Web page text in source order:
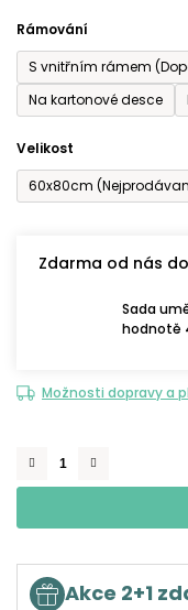
Rámování
S vnitřním rámem
Na kartonové desce
Velikost
60x80cm
Zdarma od nás
Sada
hodnotě
Možnosti dopravy a
Akce 2+1
5
hvězdiček.